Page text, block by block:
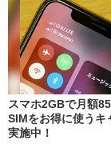
スマホ2GBで月額
SIMをお得に使うキ
実施中！